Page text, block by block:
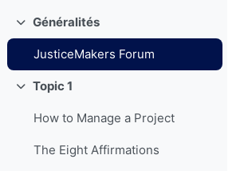
Replier
Généralités
JusticeMakers Forum
Replier
Topic 1
How to Manage a Project
The Eight Affirmations